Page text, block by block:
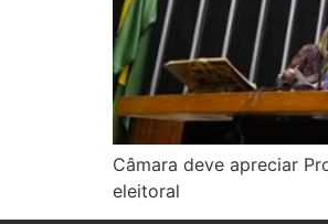
Câmara deve apreciar
eleitoral